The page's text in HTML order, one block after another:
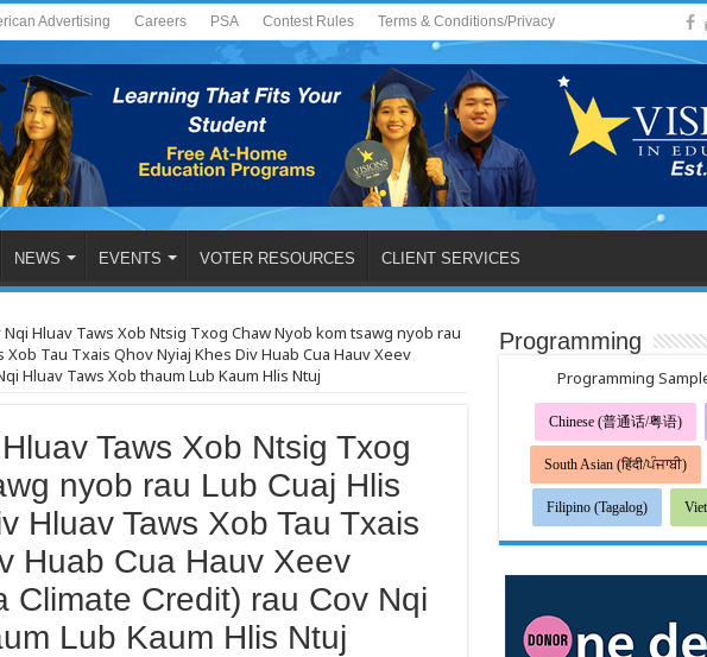
Advertising Careers PSA Contest Rules Terms & Conditions/Privacy
NEWS EVENTS VOTER RESOURCES CLIENT SERVICES
Nqi Hluav Taws Xob Ntsig Txog Chaw Nyob kom tsawg nyob rau
Xob Tau Txais Qhov Nyiaj Khes Div Huab Cua Hauv Xeev
Hluav Taws Xob thaum Lub Kaum Hlis Ntuj
Taws Xob Ntsig Txog
nyob rau Lub Cuaj Hlis
Hluav Taws Xob Tau Txais
Huab Cua Hauv Xeev
Climate Credit) rau Cov Nqi
Lub Kaum Hlis Ntuj
Programming
Programming
Chinese (普通话/粤语)
South Asian (हिंदी/ਪੰਜਾਬੀ)
Filipino (Tagalog)